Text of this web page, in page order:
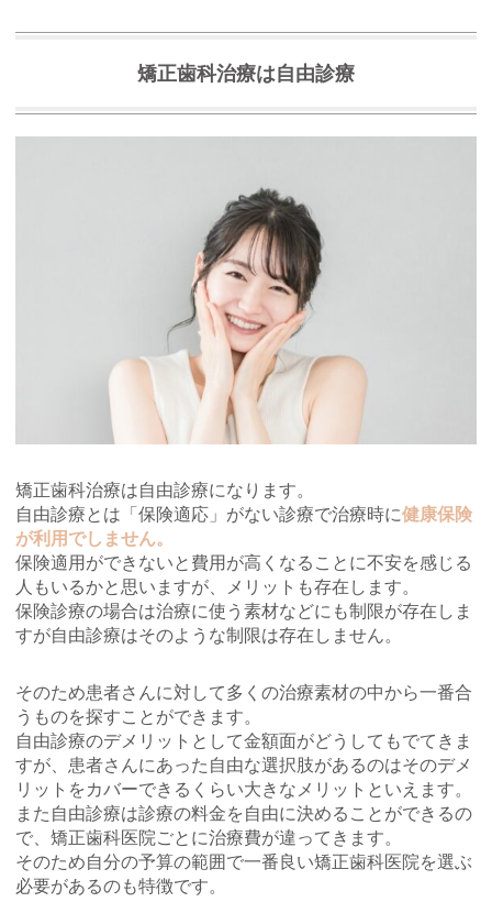
矯正歯科治療は自由診療
矯正歯科治療は自由診療になります。
自由診療とは「保険適応」がない診療で治療時に健康保険
が利用でしません。
保険適用ができないと費用が高くなることに不安を感じる
人もいるかと思いますが、メリットも存在します。
保険診療の場合は治療に使う素材などにも制限が存在しま
すが自由診療はそのような制限は存在しません。
そのため患者さんに対して多くの治療素材の中から一番合
うものを探すことができます。
自由診療のデメリットとして金額面がどうしてもでてきま
すが、患者さんにあった自由な選択肢があるのはそのデメ
リットをカバーできるくらい大きなメリットといえます。
また自由診療は診療の料金を自由に決めることができるの
で、矯正歯科医院ごとに治療費が違ってきます。
そのため自分の予算の範囲で一番良い矯正歯科医院を選ぶ
必要があるのも特徴です。